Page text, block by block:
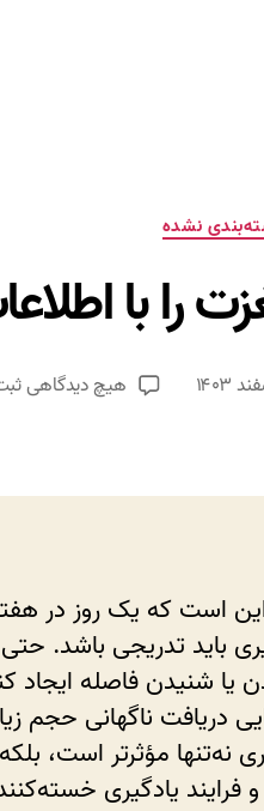
دسته‌ها
نشده
را با
هیچ دیدگاهی
را
یا شنیدن فاصله ایجاد
دریافت ناگهانی حجم
نه‌تنها مؤثرتر است،
فرایند یادگیری